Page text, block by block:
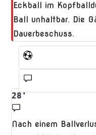
Eckball im
Ball unhaltbar. Die
Dauerbeschuss.
28'
Nach einem